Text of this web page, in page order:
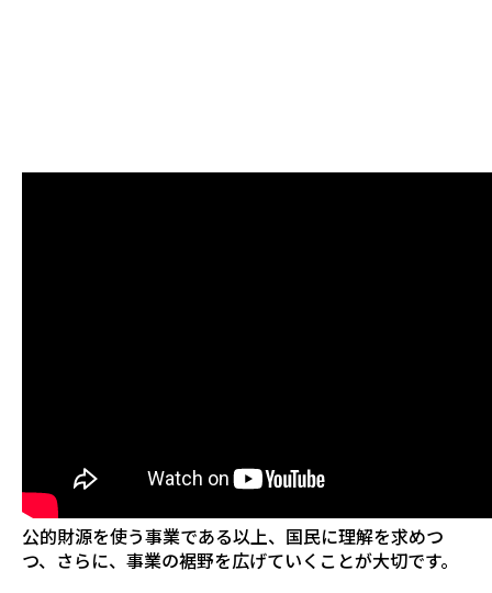
公的財源を使う事業である以上、国民に理解を求めつ
つ、さらに、事業の裾野を広げていくことが大切です。